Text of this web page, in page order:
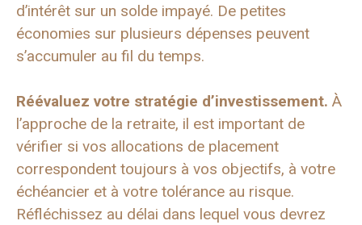
d’intérêt sur un solde impayé. De petites
économies sur plusieurs dépenses peuvent
s’accumuler au fil du temps.
Réévaluez votre stratégie d’investissement. À
l’approche de la retraite, il est important de
vérifier si vos allocations de placement
correspondent toujours à vos objectifs, à votre
échéancier et à votre tolérance au risque.
Réfléchissez au délai dans lequel vous devrez